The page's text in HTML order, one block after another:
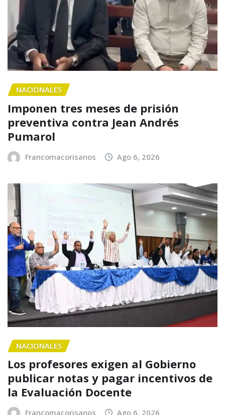
NACIONALES
Imponen tres meses de prisión
preventiva contra Jean Andrés
Pumarol
Francomacorisanos Ago 6, 2026
NACIONALES
Los profesores exigen al Gobierno
publicar notas y pagar incentivos de
la Evaluación Docente
Francomacorisanos Ago 6, 2026